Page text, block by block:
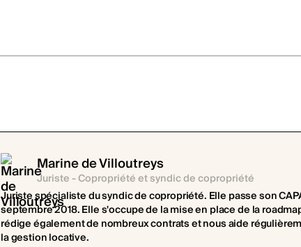
Marine de Villoutreys
Juriste - Copropriété et syndic de copropriété
Juriste spécialiste du syndic de copropriété. Elle passe son
septembre 2018. Elle s'occupe de la mise en place de la
rédige également de nombreux contrats et nous aide
la gestion locative.